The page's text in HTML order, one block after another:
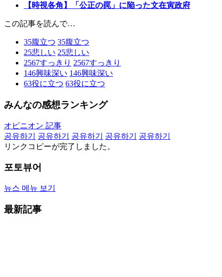
【時視各角】「公正の罠」に陥った文在寅政府
この記事を読んで…
35腹立つ 35腹立つ
25悲しい 25悲しい
2567すっきり 2567すっきり
146興味深い 146興味深い
63役に立つ 63役に立つ
みんなの感想ランキング
オピニオン 記事
공유하기
공유하기 공유하기 공유하기
공유하기
リンクコピーが完了しました。
포토뷰어
뉴스 메뉴 보기
最新記事